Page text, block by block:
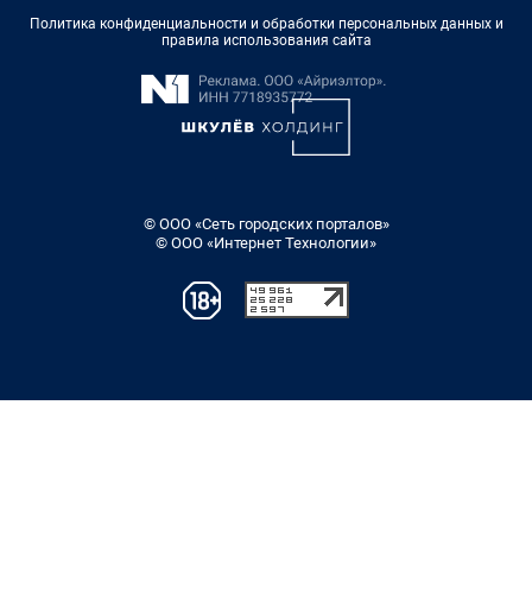
Политика конфиденциальности и обработки персональных данных и
правила использования сайта
© ООО «Сеть городских порталов»
© ООО «Интернет Технологии»